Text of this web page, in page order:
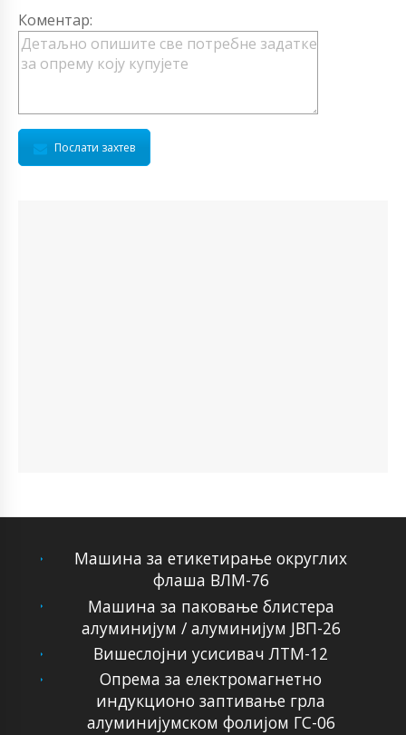
Коментар:
Послати захтев
Машина за етикетирање округлих
флаша ВЛМ-76
Машина за паковање блистера
алуминијум / алуминијум ЈВП-26
Вишеслојни усисивач ЛТМ-12
Опрема за електромагнетно
индукционо заптивање грла
алуминијумском фолијом ГС-06